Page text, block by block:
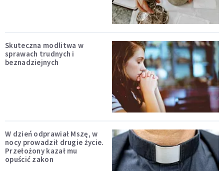
Skuteczna modlitwa w
sprawach trudnych i
beznadziejnych
W dzień odprawiał Mszę, w
nocy prowadził drugie życie.
Przełożony kazał mu
opuścić zakon